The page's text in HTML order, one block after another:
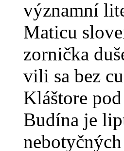
významní
Maticu
zornička
vili sa bez
Kláštore
Budína je